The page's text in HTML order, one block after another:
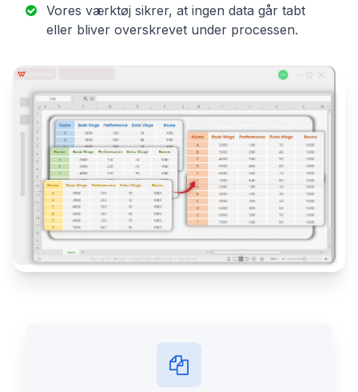
Vores værktøj sikrer, at ingen data går tabt
eller bliver overskrevet under processen.